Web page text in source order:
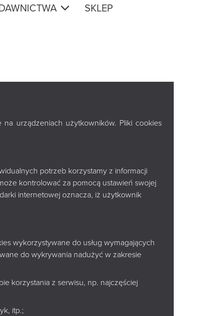
urządzeniach użytkowników. Pliki cookies
potrzeb korzystamy z informacji
kontrolować za pomocą ustawień swojej
internetowej oznacza, iż użytkownik
wykorzystywane do usług wymagających
do wykrywania nadużyć w zakresie
korzystania z serwisu, np. najczęściej
itp.;
SKLEP
reaktywacje”